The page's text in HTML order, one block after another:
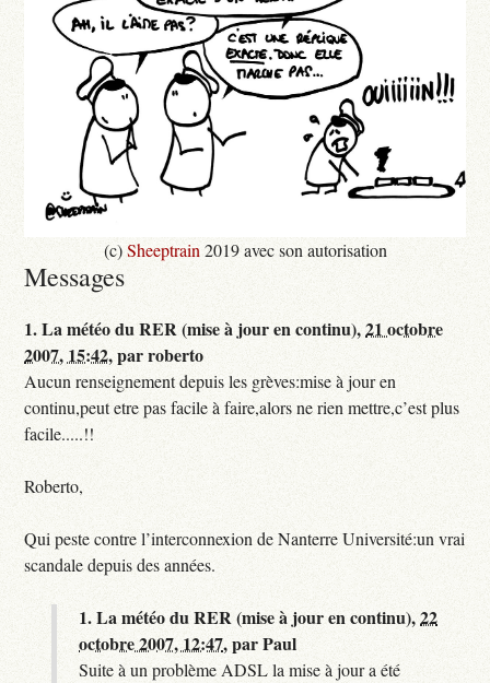
(c)Sheeptrain 2019 avec son autorisation
Messages
1.La météo du RER (mise à jour en continu),21 octobre
2007, 15:42,parroberto
Aucun renseignement depuis les grèves:mise à jour en
continu,peut etre pas facile à faire,alors ne rien mettre,c’est plus
facile.....!!
Roberto,
Qui peste contre l’interconnexion de Nanterre Université:un vrai
scandale depuis des années.
1.La météo du RER (mise à jour en continu),22
octobre 2007, 12:47,parPaul
Suite à un problème ADSL la mise à jour a été